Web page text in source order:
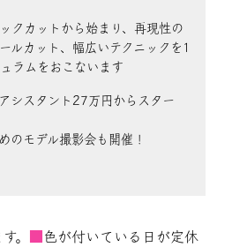
クカットから始まり、再現性の
ルカット、幅広いテクニックを1
ラムをおこないます
シスタント27万円からスター
のモデル撮影会も開催！
。
色が付いている日が定休